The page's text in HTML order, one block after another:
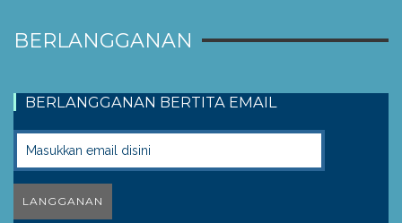
BERLANGGANAN
BERLANGGANAN BERTITA EMAIL